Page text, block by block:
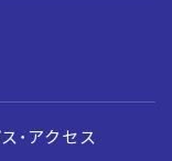
・アクセス